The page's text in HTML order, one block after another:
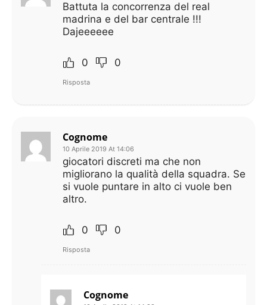
Battuta la concorrenza del real
madrina e del bar centrale !!!
Dajeeeeee
0 0
Risposta
Cognome
10 Aprile 2019 At 14:06
giocatori discreti ma che non
migliorano la qualità della squadra. Se
si vuole puntare in alto ci vuole ben
altro.
0 0
Risposta
Cognome